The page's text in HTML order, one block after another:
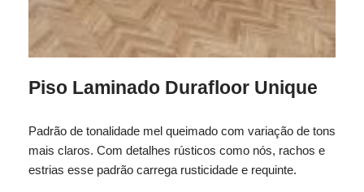
Piso Laminado Durafloor Unique
Padrão de tonalidade mel queimado com variação de tons
mais claros. Com detalhes rústicos como nós, rachos e
estrias esse padrão carrega rusticidade e requinte.